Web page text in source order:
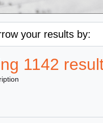
your results by:
1142